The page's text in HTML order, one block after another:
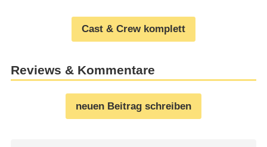
Cast & Crew komplett
Reviews & Kommentare
neuen Beitrag schreiben